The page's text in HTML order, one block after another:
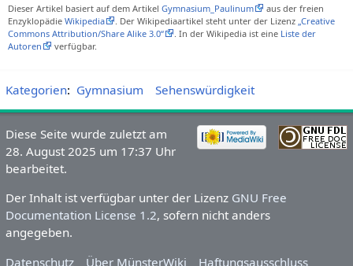
Dieser Artikel basiert auf dem Artikel Gymnasium_Paulinum
aus der freien
Enzyklopädie Wikipedia . Der Wikipediaartikel steht unter der Lizenz „Creative
Commons Attribution/Share Alike 3.0“
. In der Wikipedia ist eine Liste der
Autoren
verfügbar.
Kategorien: Gymnasium Sehenswürdigkeit
Diese Seite wurde zuletzt am
28. August 2025 um 17:37 Uhr
bearbeitet.
Der Inhalt ist verfügbar unter der Lizenz GNU Free
Documentation License 1.2, sofern nicht anders
angegeben.
Datenschutz
Über MünsterWiki Haftungsausschluss